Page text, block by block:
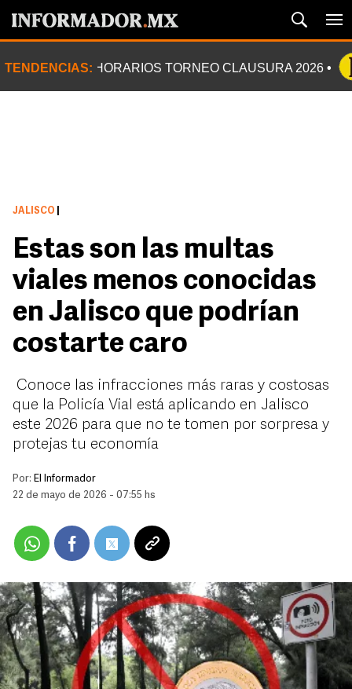
TENDENCIAS: HORARIOS TORNEO CLAUSURA 2026
JALISCO
Estas son las multas
viales menos conocidas
en Jalisco que podrían
costarte caro
Conoce las infracciones más raras y costosas
que la Policía Vial está aplicando en Jalisco
este 2026 para que no te tomen por sorpresa y
protejas tu economía
Por: El Informador
22 de mayo de 2026 - 07:55 hs